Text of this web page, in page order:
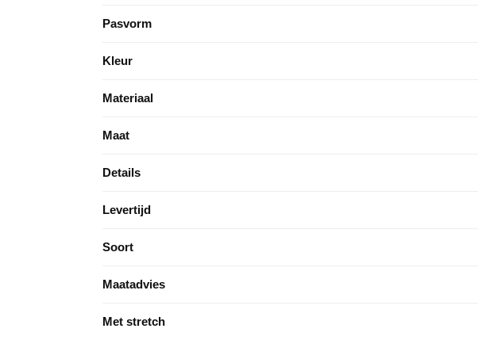
Pasvorm
Kleur
Materiaal
Maat
Details
Levertijd
Soort
Maatadvies
Met stretch